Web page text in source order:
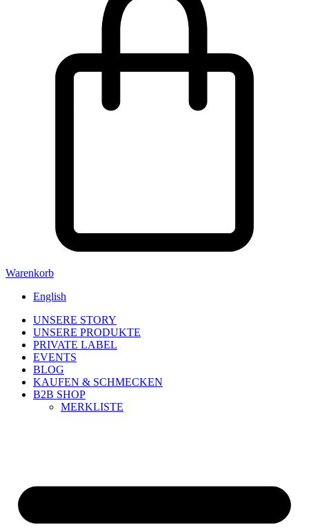
Warenkorb
English
UNSERE STORY
UNSERE PRODUKTE
PRIVATE LABEL
EVENTS
BLOG
KAUFEN & SCHMECKEN
B2B SHOP
MERKLISTE